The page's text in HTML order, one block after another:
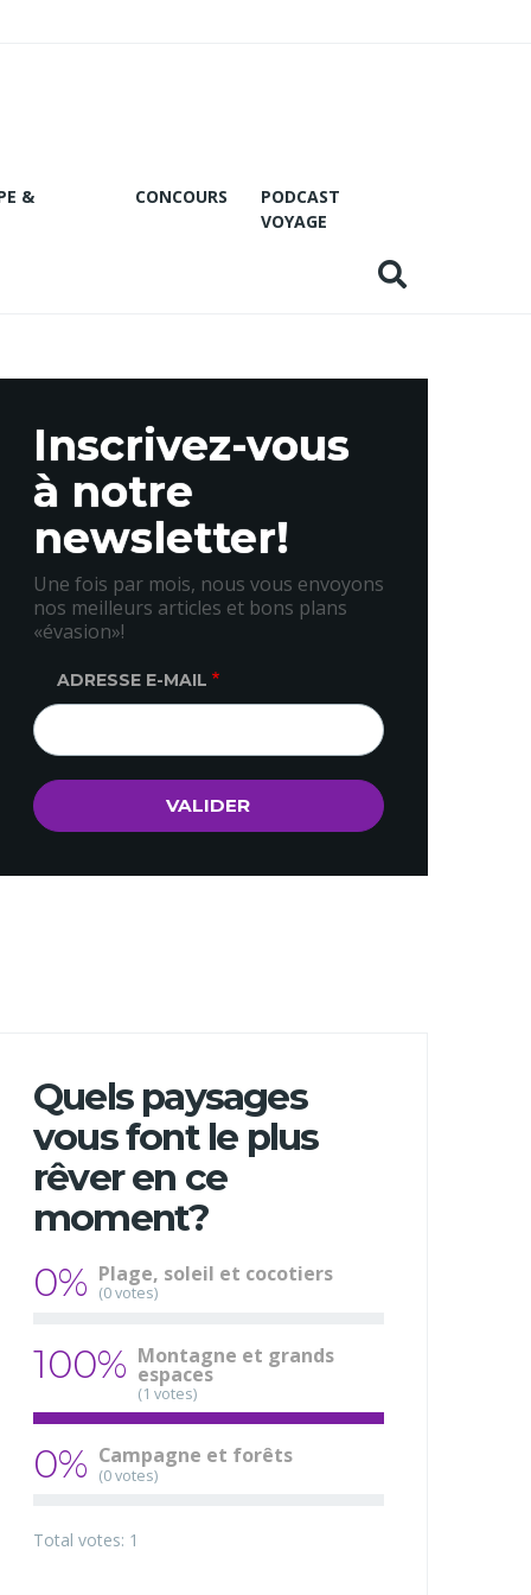
&
CONCOURS
PODCAST
VOYAGE
Inscrivez-vous
à notre
newsletter!
Une fois par mois, nous vous envoyons
nos meilleurs articles et bons plans
«évasion»!
ADRESSE E-MAIL
Quels paysages
vous font le plus
rêver en ce
moment?
0% Plage, soleil et cocotiers
(0 votes)
100% Montagne et grands
espaces
(1 votes)
0% Campagne et forêts
(0 votes)
Total votes: 1